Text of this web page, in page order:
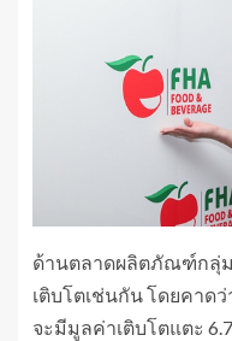
ด้านตลาดผลิตภัณฑ์กลุ่ม
เติบโตเช่นกัน โดยคา
จะมีมูลค่าเติบโตแตะ